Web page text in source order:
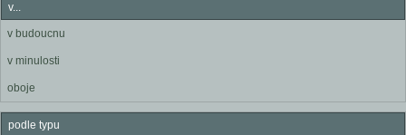
v...
v budoucnu
v minulosti
oboje
podle typu